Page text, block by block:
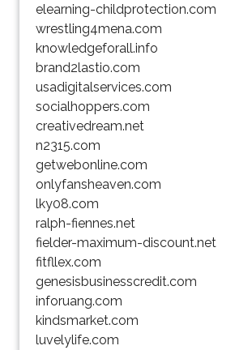
elearning-childprotection.com
wrestling4mena.com
knowledgeforall.info
brand2lastio.com
usadigitalservices.com
socialhoppers.com
creativedream.net
n2315.com
getwebonline.com
onlyfansheaven.com
lky08.com
ralph-fiennes.net
fielder-maximum-discount.net
fitfllex.com
genesisbusinesscredit.com
inforuang.com
kindsmarket.com
luvelylife.com